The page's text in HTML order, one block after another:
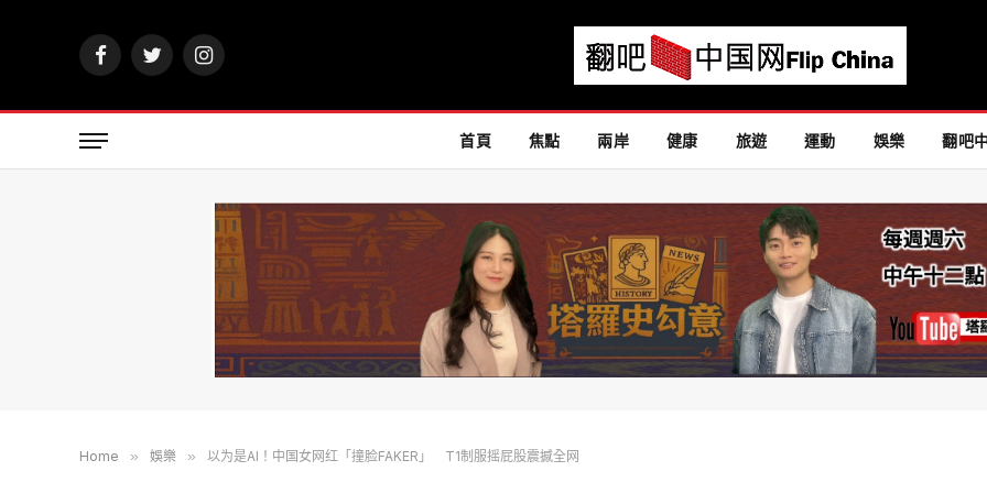
FacebookTwitterInstagram
首頁 焦點 兩岸 健康 旅遊 運動 娛樂 翻吧
Home » 娛樂 » 以为是AI！中国女网红「撞脸FAKER」 T1制服摇屁股震撼全网